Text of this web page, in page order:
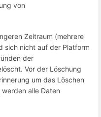
von
Zeitraum (mehrere
sich nicht auf der Platform
der
Vor der Löschung
um das Löschen
alle Daten